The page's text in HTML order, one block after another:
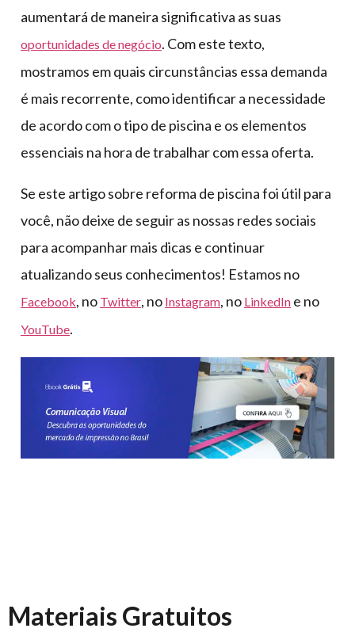
aumentará de maneira significativa as suas
oportunidades de negócio. Com este texto,
mostramos em quais circunstâncias essa demanda
é mais recorrente, como identificar a necessidade
de acordo com o tipo de piscina e os elementos
essenciais na hora de trabalhar com essa oferta.
Se este artigo sobre reforma de piscina foi útil para
você, não deixe de seguir as nossas redes sociais
para acompanhar mais dicas e continuar
atualizando seus conhecimentos! Estamos no
Facebook, no Twitter, no Instagram, no LinkedIn e no
YouTube.
Materiais Gratuitos